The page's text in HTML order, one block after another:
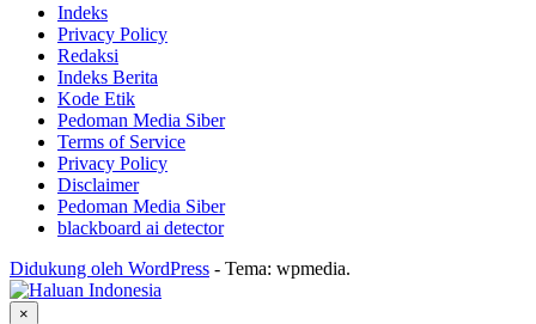
Indeks
Privacy Policy
Redaksi
Indeks Berita
Kode Etik
Pedoman Media Siber
Terms of Service
Privacy Policy
Disclaimer
Pedoman Media Siber
blackboard ai detector
Didukung oleh WordPress - Tema: wpmedia.
×